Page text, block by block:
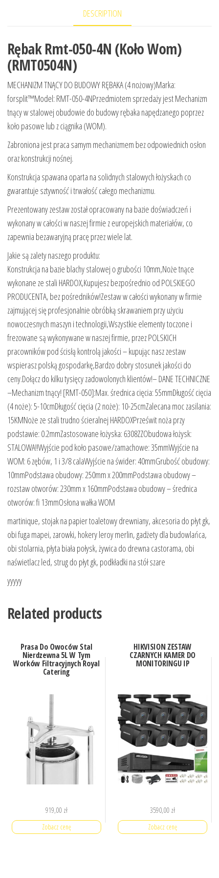
DESCRIPTION
Rębak Rmt-050-4N (Koło Wom)
(RMT0504N)
MECHANIZM TNĄCY DO BUDOWY RĘBAKA (4 nożowy)Marka:
forsplit™Model: RMT-050-4NPrzedmiotem sprzedaży jest Mechanizm
tnący w stalowej obudowie do budowy rębaka napędzanego poprzez
koło pasowe lub z ciągnika (WOM).
Zabroniona jest praca samym mechanizmem bez odpowiednich osłon
oraz konstrukcji nośnej.
Konstrukcja spawana oparta na solidnych stalowych łożyskach co
gwarantuje sztywność i trwałość całego mechanizmu.
Prezentowany zestaw został opracowany na bazie doświadczeń i
wykonany w całości w naszej firmie z europejskich materiałów, co
zapewnia bezawaryjną pracę przez wiele lat.
Jakie są zalety naszego produktu:
Konstrukcja na bazie blachy stalowej o grubości 10mm,Noże tnące
wykonane ze stali HARDOX,Kupujesz bezpośrednio od POLSKIEGO
PRODUCENTA, bez pośredników!Zestaw w całości wykonany w firmie
zajmującej się profesjonalnie obróbką skrawaniem przy użyciu
nowoczesnych maszyn i technologii,Wszystkie elementy toczone i
frezowane są wykonywane w naszej firmie, przez POLSKICH
pracowników pod ścisłą kontrolą jakości – kupując nasz zestaw
wspierasz polską gospodarkę,Bardzo dobry stosunek jakości do
ceny.Dołącz do kilku tysięcy zadowolonych klientów!– DANE TECHNICZNE
–Mechanizm tnący! [RMT-050]:Max. średnica cięcia: 55mmDługość cięcia
(4 noże): 5-10cmDługość cięcia (2 noże): 10-25cmZalecana moc zasilania:
15KMNoże ze stali trudno ścieralnej HARDOXPrześwit noża przy
podstawie: 0.2mmZastosowane łożyska: 6308ZZObudowa łożysk:
STALOWA!!Wyjście pod koło pasowe/zamachowe: 35mmWyjście na
WOM: 6 zębów, 1 i 3/8 calaWyjście na świder: 40mmGrubość obudowy:
10mmPodstawa obudowy: 250mm x 200mmPodstawa obudowy –
rozstaw otworów: 230mm x 160mmPodstawa obudowy – średnica
otworów: fi 13mmOsłona wałka WOM
martinique, stojak na papier toaletowy drewniany, akcesoria do płyt gk,
obi fuga mapei, zarowki, hokery leroy merlin, gadżety dla budowlańca,
obi stolarnia, płyta biała połysk, żywica do drewna castorama, obi
naświetlacz led, strug do płyt gk, podkładki na stół szare
yyyyy
Related products
Prasa Do Owoców Stal
Nierdzewna 5L W Tym
Worków Filtracyjnych Royal
Catering
919,00 zł
Zobacz cenę
HIKVISION ZESTAW
CZARNYCH KAMER DO
MONITORINGU IP
3590,00 zł
Zobacz cenę